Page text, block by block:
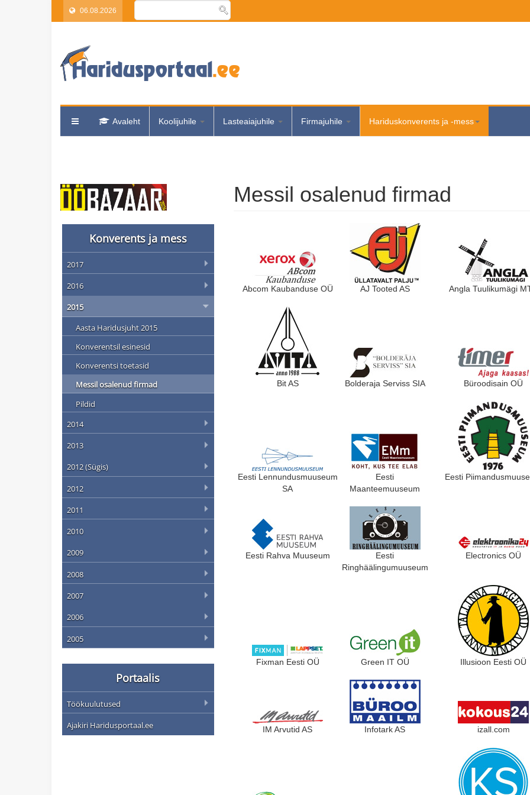
06.08.2026
Avaleht Koolijuhile Lasteaiajuhile Firmajuhile Hariduskonverents ja -mess
Messil osalenud firmad
Abcom Kaubanduse OÜ AJ Tooted AS Angla Tuulikumägi
Bit AS Bolderaja Serviss SIA Büroodisain OÜ
Eesti Lennundusmuuseum
SA
Eesti
Maanteemuuseum
Eesti
Eesti Rahva Muuseum
Eesti
Ringhäälingumuuseum
Electronics OÜ
Fixman Eesti OÜ Green IT OÜ Illusioon Eesti OÜ
IM Arvutid AS Infotark AS izall.com
Konverents ja mess
2017
2016
2015
Aasta Haridusjuht 2015
Konverentsil esinesid
Konverentsi toetasid
Messil osalenud firmad
Pildid
2014
2013
2012 (Sügis)
2012
2011
2010
2009
2008
2007
2006
2005
Portaalis
Töökuulutused
Ajakiri Haridusportaal.ee